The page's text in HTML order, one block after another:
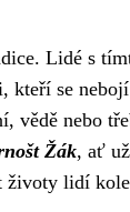
Lidé s
kteří se
nebo
Žák, ať
životy lidí